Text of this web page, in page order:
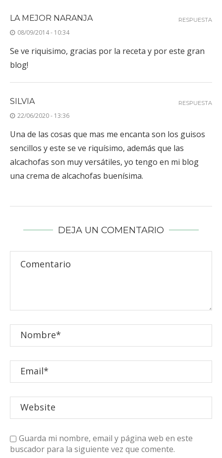
LA MEJOR NARANJA
08/09/2014 - 10:34
Se ve riquisimo, gracias por la receta y por este gran
blog!
RESPUESTA
SILVIA
22/06/2020 - 13:36
Una de las cosas que mas me encanta son los guisos
sencillos y este se ve riquísimo, además que las
alcachofas son muy versátiles, yo tengo en mi blog
una crema de alcachofas buenísima.
RESPUESTA
DEJA UN COMENTARIO
Guarda mi nombre, email y página web en este
buscador para la siguiente vez que comente.